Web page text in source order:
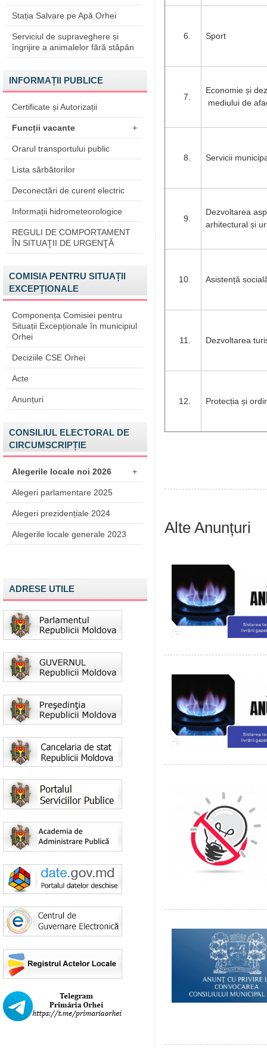
Stația Salvare pe Apă Orhei
Serviciul de supraveghere și
îngrijire a animalelor fără stăpân
INFORMAȚII PUBLICE
Certificate și Autorizații
Funcții vacante +
Orarul transportului public
Lista sărbătorilor
Deconectări de curent electric
Informații hidrometeorologice
REGULI DE COMPORTAMENT
ÎN SITUAŢII DE URGENŢĂ
COMISIA PENTRU SITUAȚII
EXCEPȚIONALE
Componența Comisiei pentru
Situații Excepționale în municipiul
Orhei
Deciziile CSE Orhei
Acte
Anunțuri
CONSILIUL ELECTORAL DE
CIRCUMSCRIPȚIE
Alegerile locale noi 2026 +
Alegeri parlamentare 2025
Alegeri prezidențiale 2024
Alegerile locale generale 2023
ADRESE UTILE
Sport
Economie și
mediului de
Servicii
Dezvoltarea
arhitectural și
Asistență
Dezvoltarea
Protecția și
Alte Anunțuri